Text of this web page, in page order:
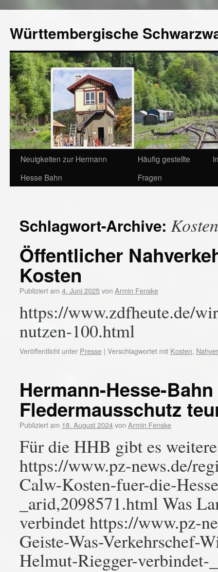
Württembergische
Neuigkeiten zur Hermann
Hesse Bahn
Häufig gestellte
Fragen
Schlagwort-Archive: Kosten
Öffentlicher
Kosten
Publiziert am 4. Juni 2025von Armin Fenske
https://www.zdfheute.de/
nutzen-100.html
Veröffentlicht unter Presse | Verschlagwortet mit Kosten,
Hermann-Hesse-
Fledermausschutz
Publiziert am 18. August 2024von Armin Fenske
Für die HHB gibt es
https://www.pz-news.de/
Calw-Kosten-fuer-die-
_arid,2098571.html Was
verbindet https://www.pz-
Geiste-Was-Verkehrschef-
Helmut-Riegger-verbindet-